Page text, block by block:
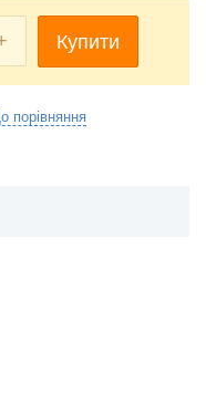
Купити
порівняння